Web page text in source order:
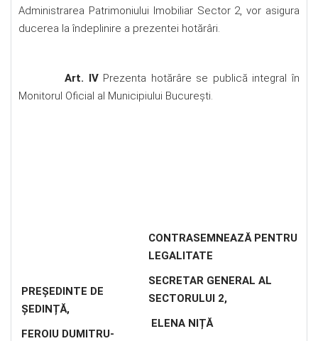
Administrarea Patrimoniului Imobiliar Sector 2, vor asigura
ducerea la îndeplinire a prezentei hotărâri.
Art. IVPrezenta hotărâre se publică integral în
Monitorul Oficial al Municipiului București.
PREȘEDINTE DE
ȘEDINȚĂ,
FEROIU DUMITRU-
CONTRASEMNEAZĂ PENTRU
LEGALITATE
SECRETAR GENERAL AL
SECTORULUI 2,
ELENA NIȚĂ